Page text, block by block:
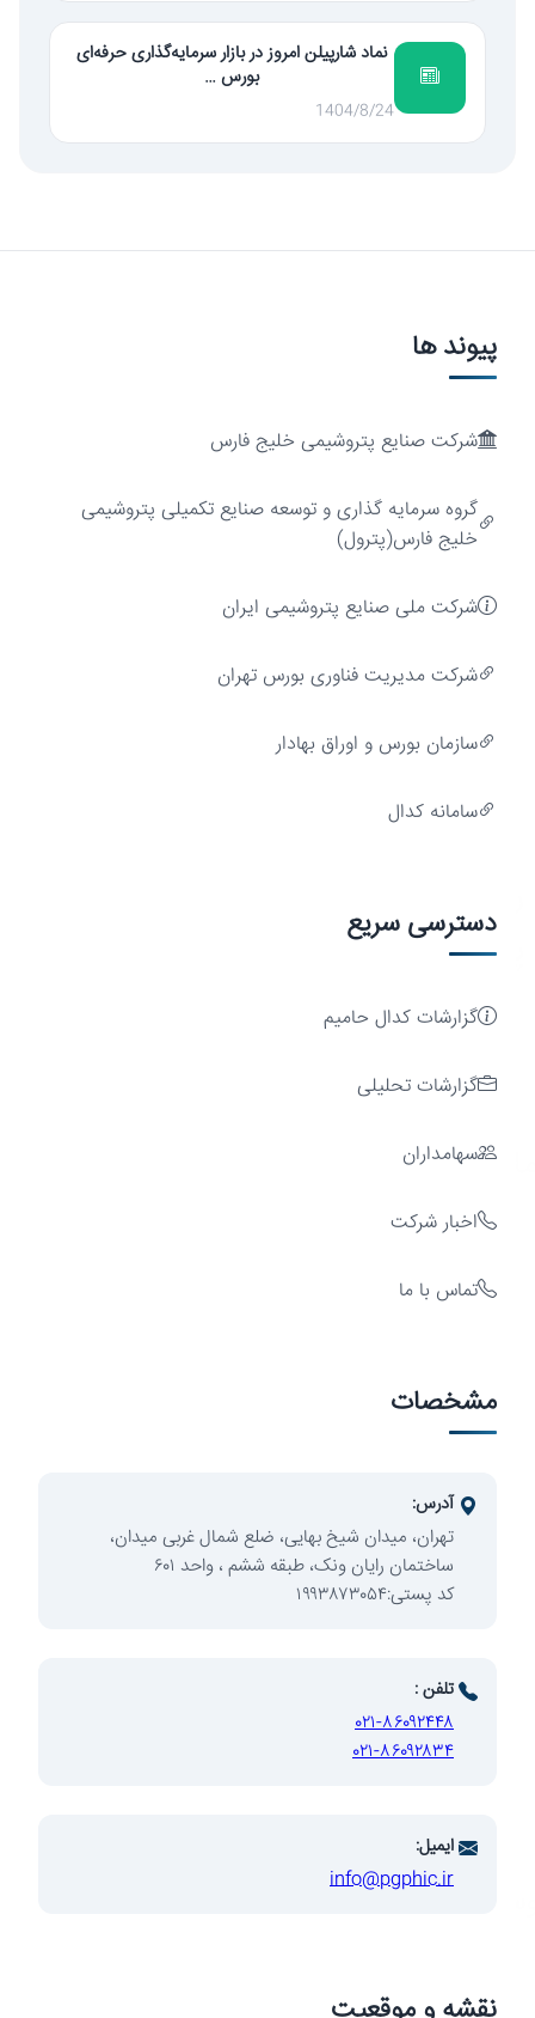
نماد شارپیلن امروز در بازار سرمایه‌گذاری حرفه‌ای
بورس …
1404/8/24
ارزش‌آفرینی
پایدار
صنایع
پیوند ها
شرکت صنایع پتروشیمی خلیج فارس
گروه سرمایه گذاری و توسعه صنایع تکمیلی پتروشیمی
خلیج فارس(پترول)
شرکت ملی صنایع پتروشیمی ایران
شركت مديريت فناوری بورس تهران
سازمان بورس و اوراق بهادار
سامانه کدال
دسترسی سریع
گزارشات کدال حامیم
گزارشات تحلیلی
سهامداران
اخبار شرکت
تماس با ما
مشخصات
آدرس:
تهران، میدان شیخ بهایی، ضلع شمال غربی میدان،
ساختمان رایان ونک، طبقه ششم ، واحد ۶۰۱
کد پستی:۱۹۹۳۸۷۳۰۵۴
تلفن :
۰۲۱-۸۶۰۹۲۴۴۸
۰۲۱-۸۶۰۹۲۸۳۴
ایمیل:
info@pgphic.ir